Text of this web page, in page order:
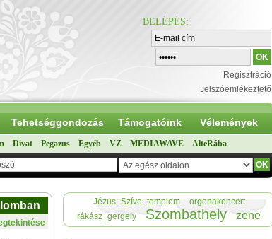
BELÉPÉS:
Regisztráció
Jelszóemlékeztető
Tehetséggondozás Támogatóink Vélemények
Divat Pegazus Egyéb VZ MEDIAWAVE AlteRába
Jézus_Szíve_templom
orgonakoncert
rákász_gergely
Szombathely zene